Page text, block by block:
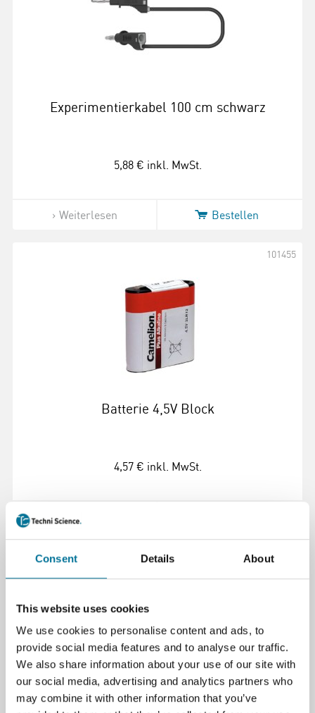
Consent Details About
This website uses cookies
We use cookies to personalise content and ads, to
provide social media features and to analyse our traffic.
We also share information about your use of our site with
our social media, advertising and analytics partners who
may combine it with other information that you’ve
Experimentierkabel 100 cm schwarz
5,88 € inkl. MwSt.
Weiterlesen Bestellen
Batterie 4,5V Block
101455
4,57 € inkl. MwSt.
Weiterlesen
101260